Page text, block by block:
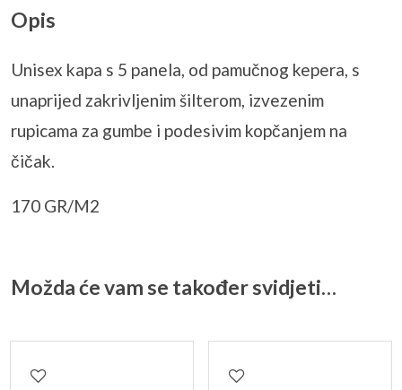
Opis
Unisex kapa s 5 panela, od pamučnog kepera, s
unaprijed zakrivljenim šilterom, izvezenim
rupicama za gumbe i podesivim kopčanjem na
čičak.
170 GR/M2
Možda će vam se također svidjeti…